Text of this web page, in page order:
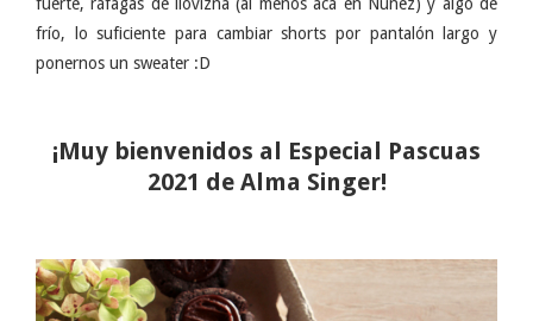
frío, lo suficiente para cambiar shorts por pantalón largo y
ponernos un sweater :D
¡Muy bienvenidos al Especial Pascuas
2021 de Alma Singer!